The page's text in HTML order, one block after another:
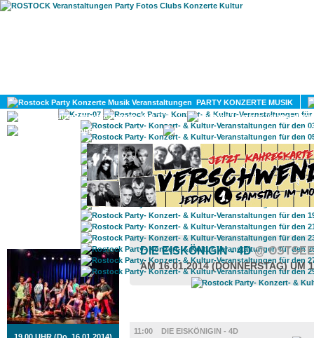
PARTY KONZERTE MUSIK
KULTUR
GAY
ROSTOCK TAGESTIPP
DIE EISKÖNIGIN - 4D@
AM 16.01.2014 (DONNERSTAG) UM
11:00
DIE EISKÖNIGIN - 4D